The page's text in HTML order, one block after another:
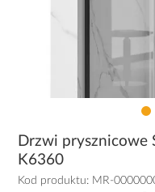
Drzwi prysznicowe
K6360
Kod produktu: MR-